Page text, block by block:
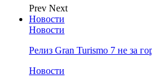
Prev Next
Новости
Новости
Релиз Gran Turismo 7 не за
Новости